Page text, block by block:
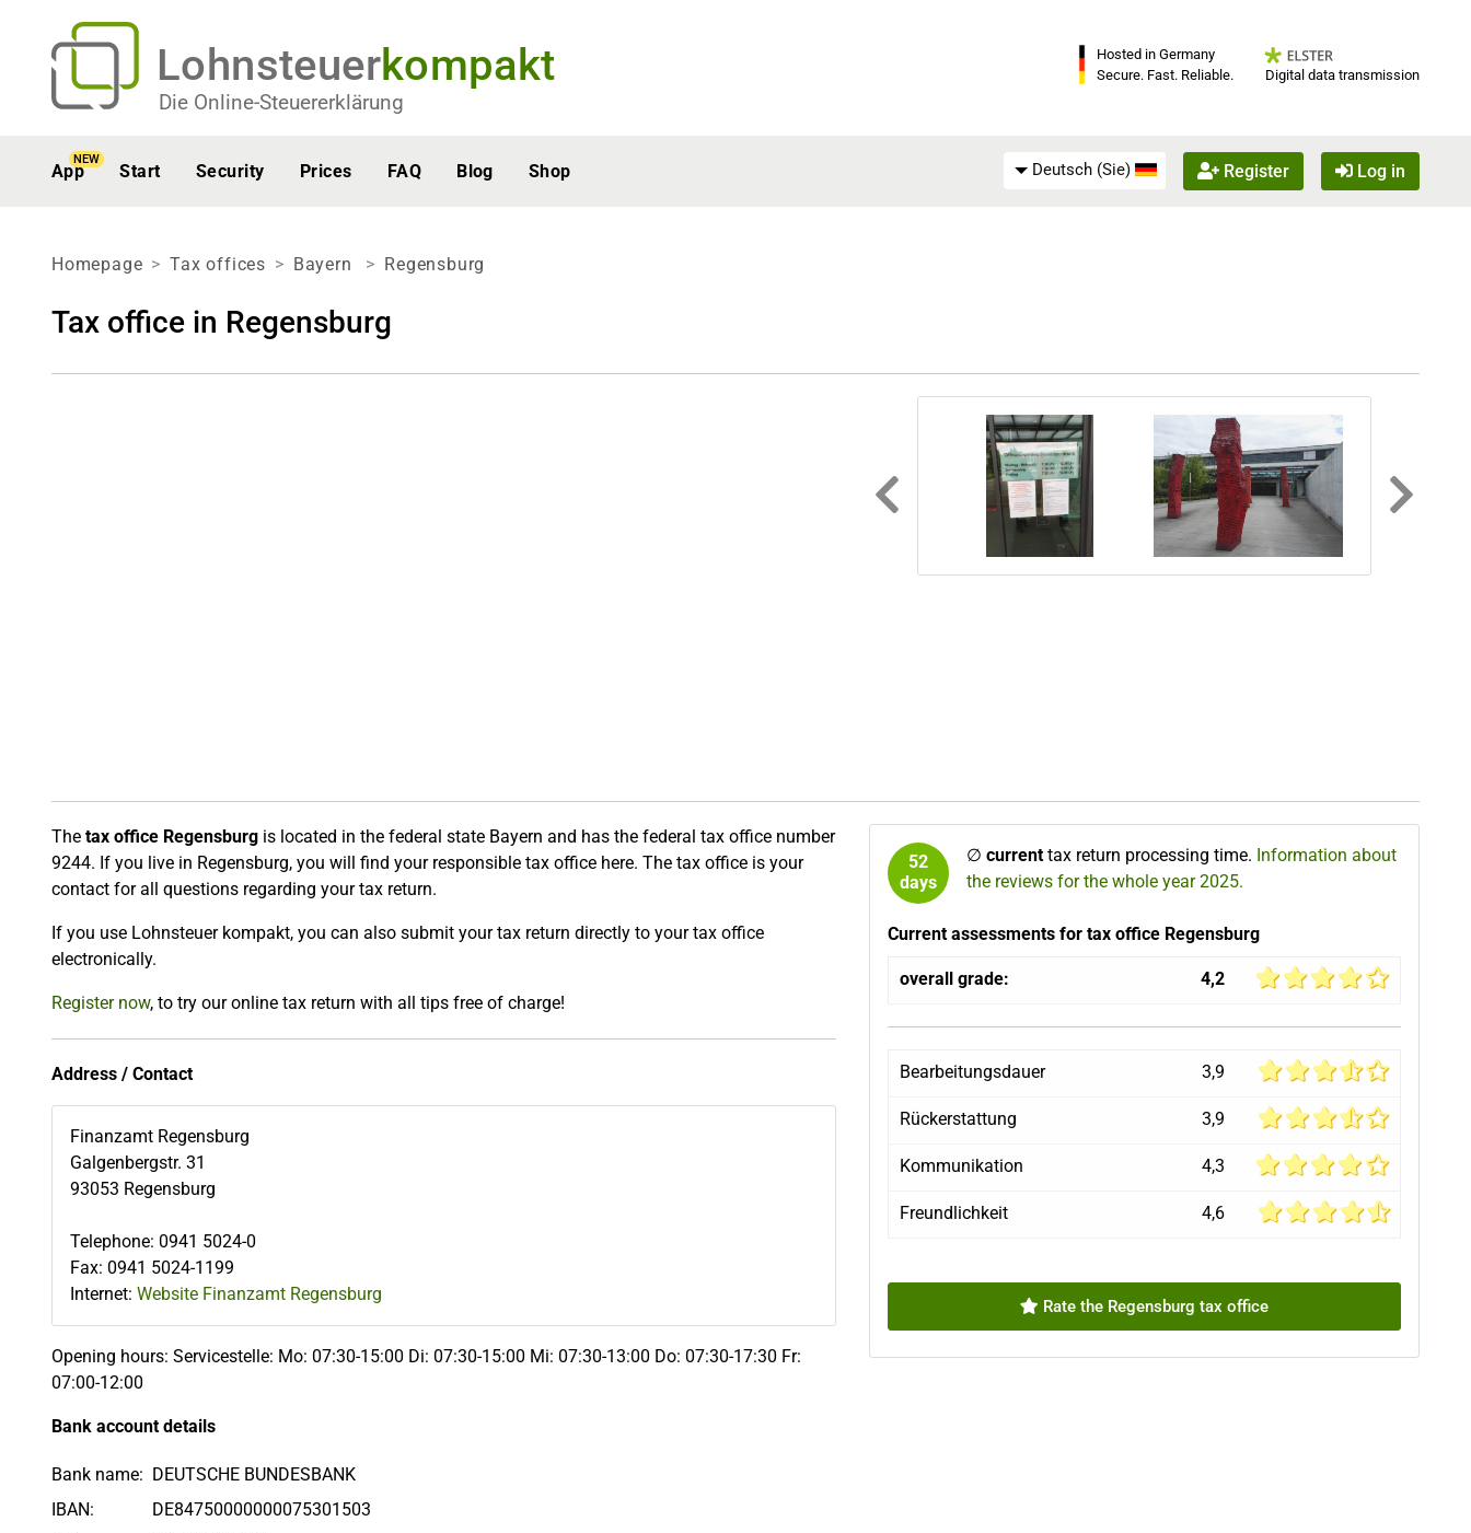
Lohnsteuerkompakt
Die Online-Steuererklärung
Hosted in Germany
Secure. Fast. Reliable.
Digital data transmission
App
NEW
Start Security Prices FAQ Blog Shop Deutsch (Sie) Register Log in
Homepage Tax offices Bayern Regensburg
Tax office in Regensburg
previous image
The tax office Regensburg is located in the federal state Bayern and has the federal tax office number
9244. If you live in Regensburg, you will find your responsible tax office here. The tax office is your
contact for all questions regarding your tax return.
If you use Lohnsteuer kompakt, you can also submit your tax return directly to your tax office
electronically.
Register now, to try our online tax return with all tips free of charge!
Address / Contact
Finanzamt Regensburg
Galgenbergstr. 31
93053 Regensburg
Telephone: 0941 5024-0
Fax: 0941 5024-1199
Internet: Website Finanzamt Regensburg
Opening hours: Servicestelle: Mo: 07:30-15:00 Di: 07:30-15:00 Mi: 07:30-13:00 Do: 07:30-17:30 Fr:
07:00-12:00
Bank account details
Bank name: DEUTSCHE BUNDESBANK
IBAN:
DE84750000000075301503
52
days
∅ currenttax return processing time. Information about
the reviews for the whole year 2025.
Current assessments for tax office Regensburg
overall grade: 4,2
Bearbeitungsdauer 3,9
Rückerstattung 3,9
Kommunikation 4,3
Freundlichkeit 4,6
Rate the Regensburg tax office